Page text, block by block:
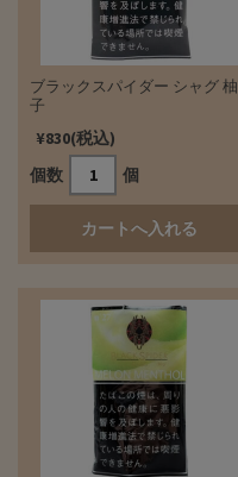
ブラックスパイダー シャグ 柚
子
¥830(税込)
個数
個